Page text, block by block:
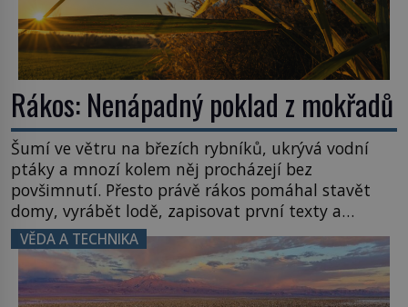
Rákos: Nenápadný poklad z mokřadů
Šumí ve větru na březích rybníků, ukrývá vodní
ptáky a mnozí kolem něj procházejí bez
povšimnutí. Přesto právě rákos pomáhal stavět
domy, vyrábět lodě, zapisovat první texty a
inspiroval řadu pověstí. Tato skromná, ale
užitečná rostlina provází člověka už tisíce let.
Většina lidí vnímá rákos jen jako obyčejnou kulisu
letního koupání. Stačí se však podívat […]
VĚDA A TECHNIKA